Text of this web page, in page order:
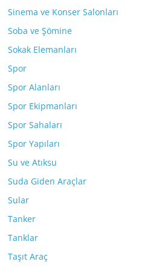
Sinema ve Konser Salonları
Soba ve Şömine
Sokak Elemanları
Spor
Spor Alanları
Spor Ekipmanları
Spor Sahaları
Spor Yapıları
Su ve Atıksu
Suda Giden Araçlar
Sular
Tanker
Tanklar
Taşıt Araç